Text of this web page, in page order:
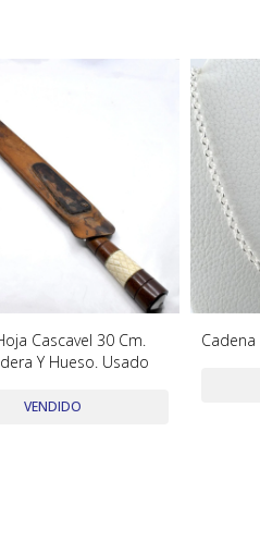
Cascavel 30 Cm.
Y Hueso. Usado
VENDIDO
Cadena